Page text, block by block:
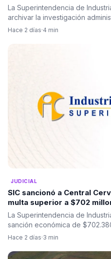
La Superintendencia de
archivar la investigación
Hace 2 días·4 min
JUDICIAL
SIC sancionó a Central
multa superior a $702
en promociones dirigidas
La Superintendencia de
sanción económica de
Hace 2 días·3 min